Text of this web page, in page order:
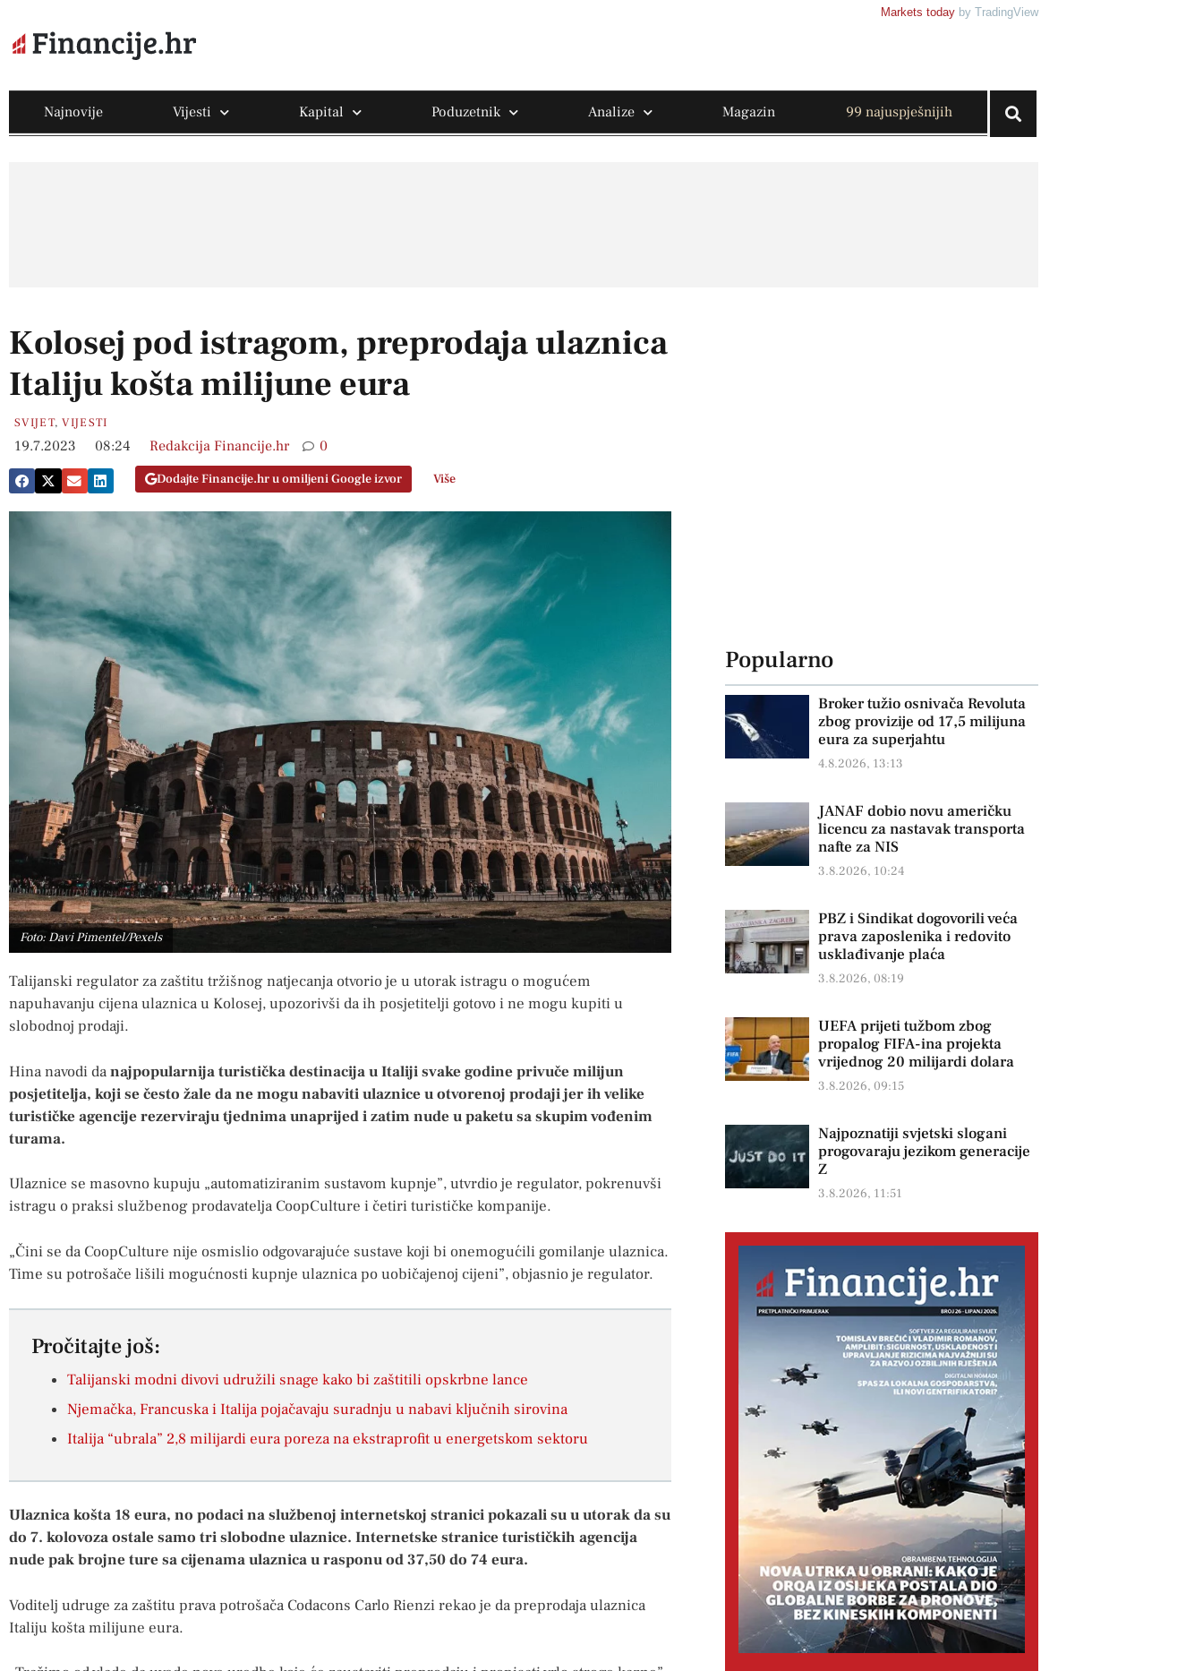
Markets today by TradingView
Najnovije Vijesti Kapital Poduzetnik Analize Magazin 99 najuspješnijih
Kolosej pod istragom, preprodaja ulaznica
Italiju košta milijune eura
SVIJET,VIJESTI
19.7.2023 08:24 Redakcija Financije.hr 0
Dodajte Financije.hr u omiljeni Google izvor Više
Foto: Davi Pimentel/Pexels
Talijanski regulator za zaštitu tržišnog natjecanja otvorio je u utorak istragu o mogućem
napuhavanju cijena ulaznica u Kolosej, upozorivši da ih posjetitelji gotovo i ne mogu kupiti u
slobodnoj prodaji.
Hina navodi danajpopularnija turistička destinacija u Italiji svake godine privuče milijun
posjetitelja, koji se često žale da ne mogu nabaviti ulaznice u otvorenoj prodaji jer ih velike
turističke agencije rezerviraju tjednima unaprijed i zatim nude u paketu sa skupim vođenim
turama.
Ulaznice se masovno kupuju „automatiziranim sustavom kupnje”, utvrdio je regulator, pokrenuvši
istragu o praksi službenog prodavatelja CoopCulture i četiri turističke kompanije.
„Čini se da CoopCulture nije osmislio odgovarajuće sustave koji bi onemogućili gomilanje ulaznica.
Time su potrošače lišili mogućnosti kupnje ulaznica po uobičajenoj cijeni”, objasnio je regulator.
Pročitajte još:
Talijanski modni divovi udružili snage kako bi zaštitili opskrbne lance
Njemačka, Francuska i Italija pojačavaju suradnju u nabavi ključnih sirovina
Italija “ubrala” 2,8 milijardi eura poreza na ekstraprofit u energetskom sektoru
Ulaznica košta 18 eura, no podaci na službenoj internetskoj stranici pokazali su u utorak da su
do 7. kolovoza ostale samo tri slobodne ulaznice. Internetske stranice turističkih agencija
nude pak brojne ture sa cijenama ulaznica u rasponu od 37,50 do 74 eura.
Voditelj udruge za zaštitu prava potrošača Codacons Carlo Rienzi rekao je da preprodaja ulaznica
Italiju košta milijune eura.
Popularno
Broker tužio osnivača Revoluta
zbog provizije od 17,5 milijuna
eura za superjahtu
4.8.2026, 13:13
JANAF dobio novu američku
licencu za nastavak transporta
nafte za NIS
3.8.2026, 10:24
PBZ i Sindikat dogovorili veća
prava zaposlenika i redovito
usklađivanje plaća
3.8.2026, 08:19
UEFA prijeti tužbom zbog
propalog FIFA-ina projekta
vrijednog 20 milijardi dolara
3.8.2026, 09:15
Najpoznatiji svjetski slogani
progovaraju jezikom generacije
Z
3.8.2026, 11:51